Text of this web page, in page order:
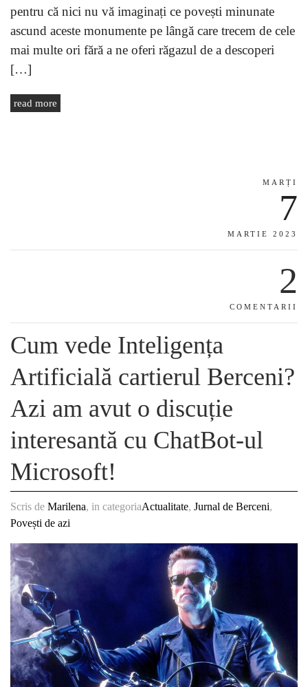
pentru că nici nu vă imaginați ce povești minunate
ascund aceste monumente pe lângă care trecem de cele
mai multe ori fără a ne oferi răgazul de a descoperi
[…]
read more
MARȚI
7
MARTIE 2023
2
COMENTARII
Cum vede Inteligența
Artificială cartierul Berceni?
Azi am avut o discuție
interesantă cu ChatBot-ul
Microsoft!
Scris de Marilena, in categoriaActualitate, Jurnal de Berceni,
Povești de azi